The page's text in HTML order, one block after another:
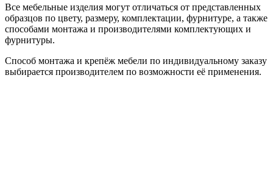
Все мебельные изделия могут отличаться от представленных
образцов по цвету, размеру, комплектации, фурнитуре, а также
способами монтажа и производителями комплектующих и
фурнитуры.
Способ монтажа и крепёж мебели по индивидуальному заказу
выбирается производителем по возможности её применения.